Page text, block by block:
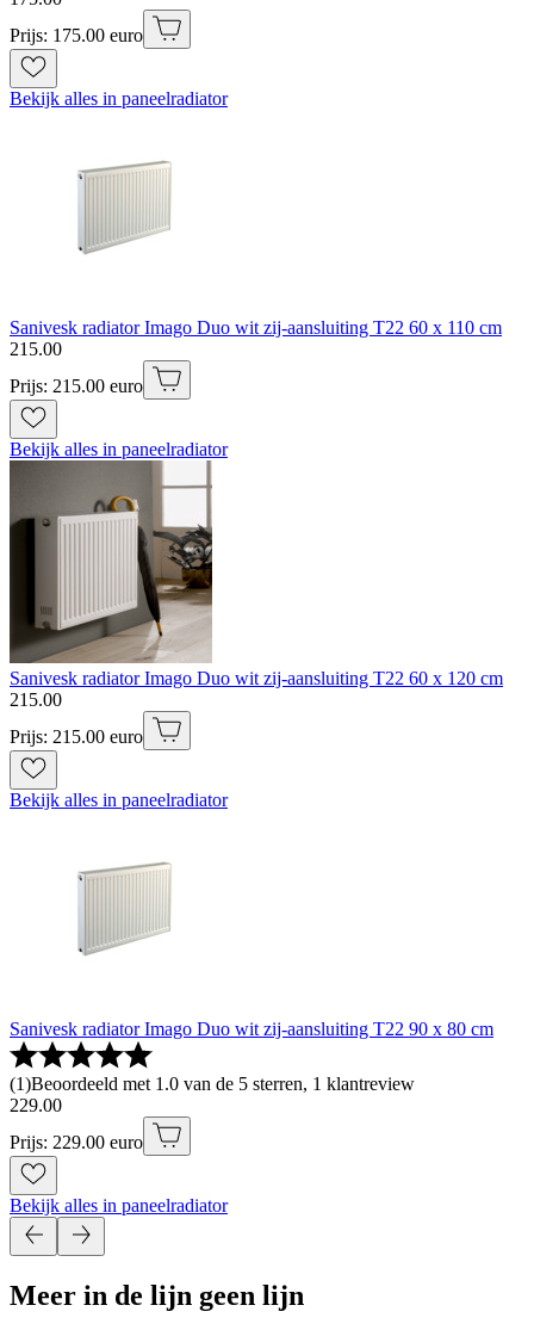
Prijs: 175.00 euro
Bekijk alles in paneelradiator
Sanivesk radiator Imago Duo wit zij-aansluiting T22 60 x 110 cm
215.00
Prijs: 215.00 euro
Bekijk alles in paneelradiator
Sanivesk radiator Imago Duo wit zij-aansluiting T22 60 x 120 cm
215.00
Prijs: 215.00 euro
Bekijk alles in paneelradiator
Sanivesk radiator Imago Duo wit zij-aansluiting T22 90 x 80 cm
(1)Beoordeeld met 1.0 van de 5 sterren, 1 klantreview
229.00
Prijs: 229.00 euro
Bekijk alles in paneelradiator
Meer in de lijn geen lijn